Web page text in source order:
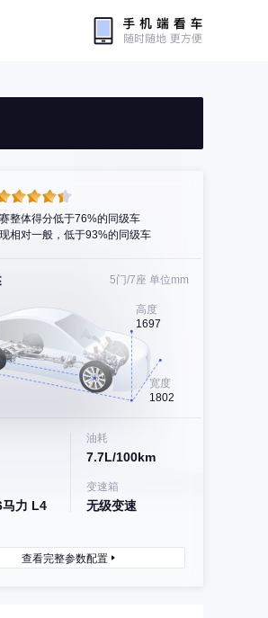
整体得分低于76%的同级车
相对一般，低于93%的同级车
5门/7座 单位mm
高度
1697
宽度
1802
油耗
7.7L/100km
力 L4
变速箱
无级变速
查看完整参数配置